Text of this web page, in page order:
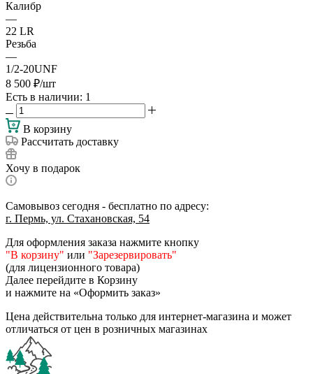
Калибр
—
22 LR
Резьба
—
1/2-20UNF
8 500 ₽/шт
Есть в наличии: 1
В корзину
Рассчитать доставку
Хочу в подарок
Самовывоз сегодня - бесплатно по адресу:
г. Пермь, ул. Стахановская, 54
Для оформления заказа нажмите кнопку
"В корзину" или "Зарезервировать"
(для лицензионного товара)
Далее перейдите в Корзину
и нажмите на «Оформить заказ»
Цена действительна только для интернет-магазина и может
отличаться от цен в розничных магазинах